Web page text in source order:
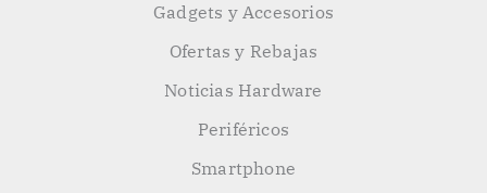
Gadgets y Accesorios
Ofertas y Rebajas
Noticias Hardware
Periféricos
Smartphone